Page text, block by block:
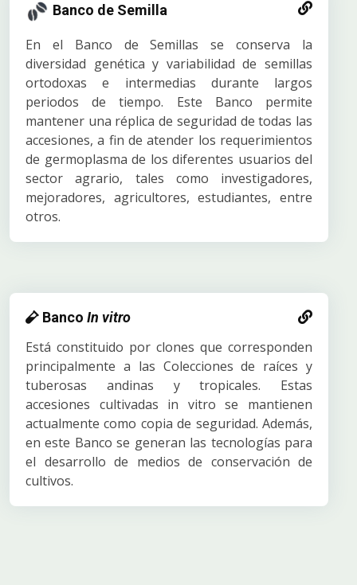
Banco de Semilla
En el Banco de Semillas se conserva la
diversidad genética y variabilidad de semillas
ortodoxas e intermedias durante largos
periodos de tiempo. Este Banco permite
mantener una réplica de seguridad de todas las
accesiones, a fin de atender los requerimientos
de germoplasma de los diferentes usuarios del
sector agrario, tales como investigadores,
mejoradores, agricultores, estudiantes, entre
otros.
Banco In vitro
Está constituido por clones que corresponden
principalmente a las Colecciones de raíces y
tuberosas andinas y tropicales. Estas
accesiones cultivadas in vitro se mantienen
actualmente como copia de seguridad. Además,
en este Banco se generan las tecnologías para
el desarrollo de medios de conservación de
cultivos.